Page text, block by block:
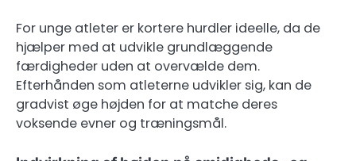
For unge atleter er kortere hurdler ideelle, da de
hjælper med at udvikle grundlæggende
færdigheder uden at overvælde dem.
Efterhånden som atleterne udvikler sig, kan de
gradvist øge højden for at matche deres
voksende evner og træningsmål.